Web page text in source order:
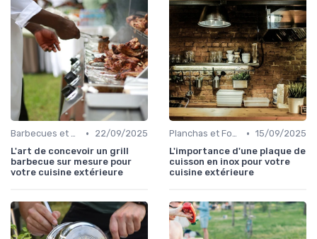
Barbecues et Grills •
22/09/2025
L'art de concevoir un grill
barbecue sur mesure pour
votre cuisine extérieure
Planchas et Fours à Pizza • 15/09/2025
L'importance d'une plaque de
cuisson en inox pour votre
cuisine extérieure